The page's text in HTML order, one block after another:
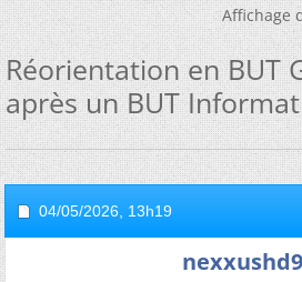
Affichage
Réorientation en BUT
après un BUT
04/05/2026, 13h19